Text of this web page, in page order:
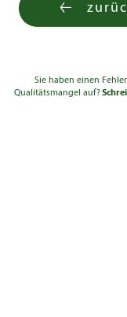
Sie haben einen
Qualitätsmangel auf?